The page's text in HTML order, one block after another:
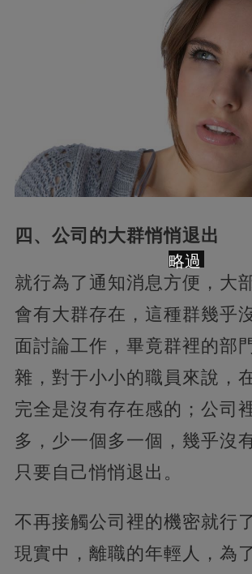
四、公司的大群悄悄退出
就行為了通知消息方便，大
會有大群存在，這種群幾乎
面討論工作，畢竟群裡的部
雜，對于小小的職員來說，
完全是沒有存在感的；公司
多，少一個多一個，幾乎沒
只要自己悄悄退出。
不再接觸公司裡的機密就行
現實中，離職的年輕人，為
略過